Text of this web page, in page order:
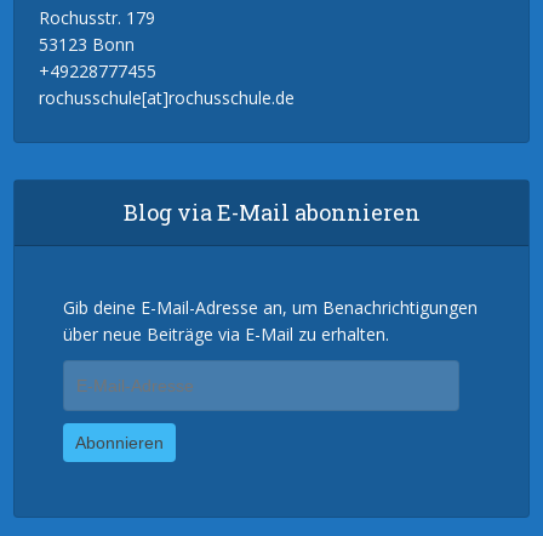
Rochusstr. 179
53123 Bonn
+49228777455
rochusschule[at]rochusschule.de
Blog via E-Mail abonnieren
Gib deine E-Mail-Adresse an, um Benachrichtigungen
über neue Beiträge via E-Mail zu erhalten.
Mail-
Adresse
Abonnieren